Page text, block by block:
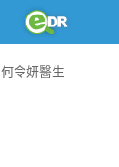
何令妍醫生